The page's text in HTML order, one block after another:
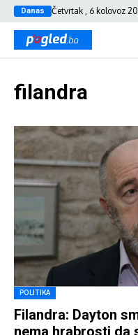
Danas Četvrtak , 6 kolovoz
filandra
POLITIKA
Filandra: Dayton
nema hrabrosti da